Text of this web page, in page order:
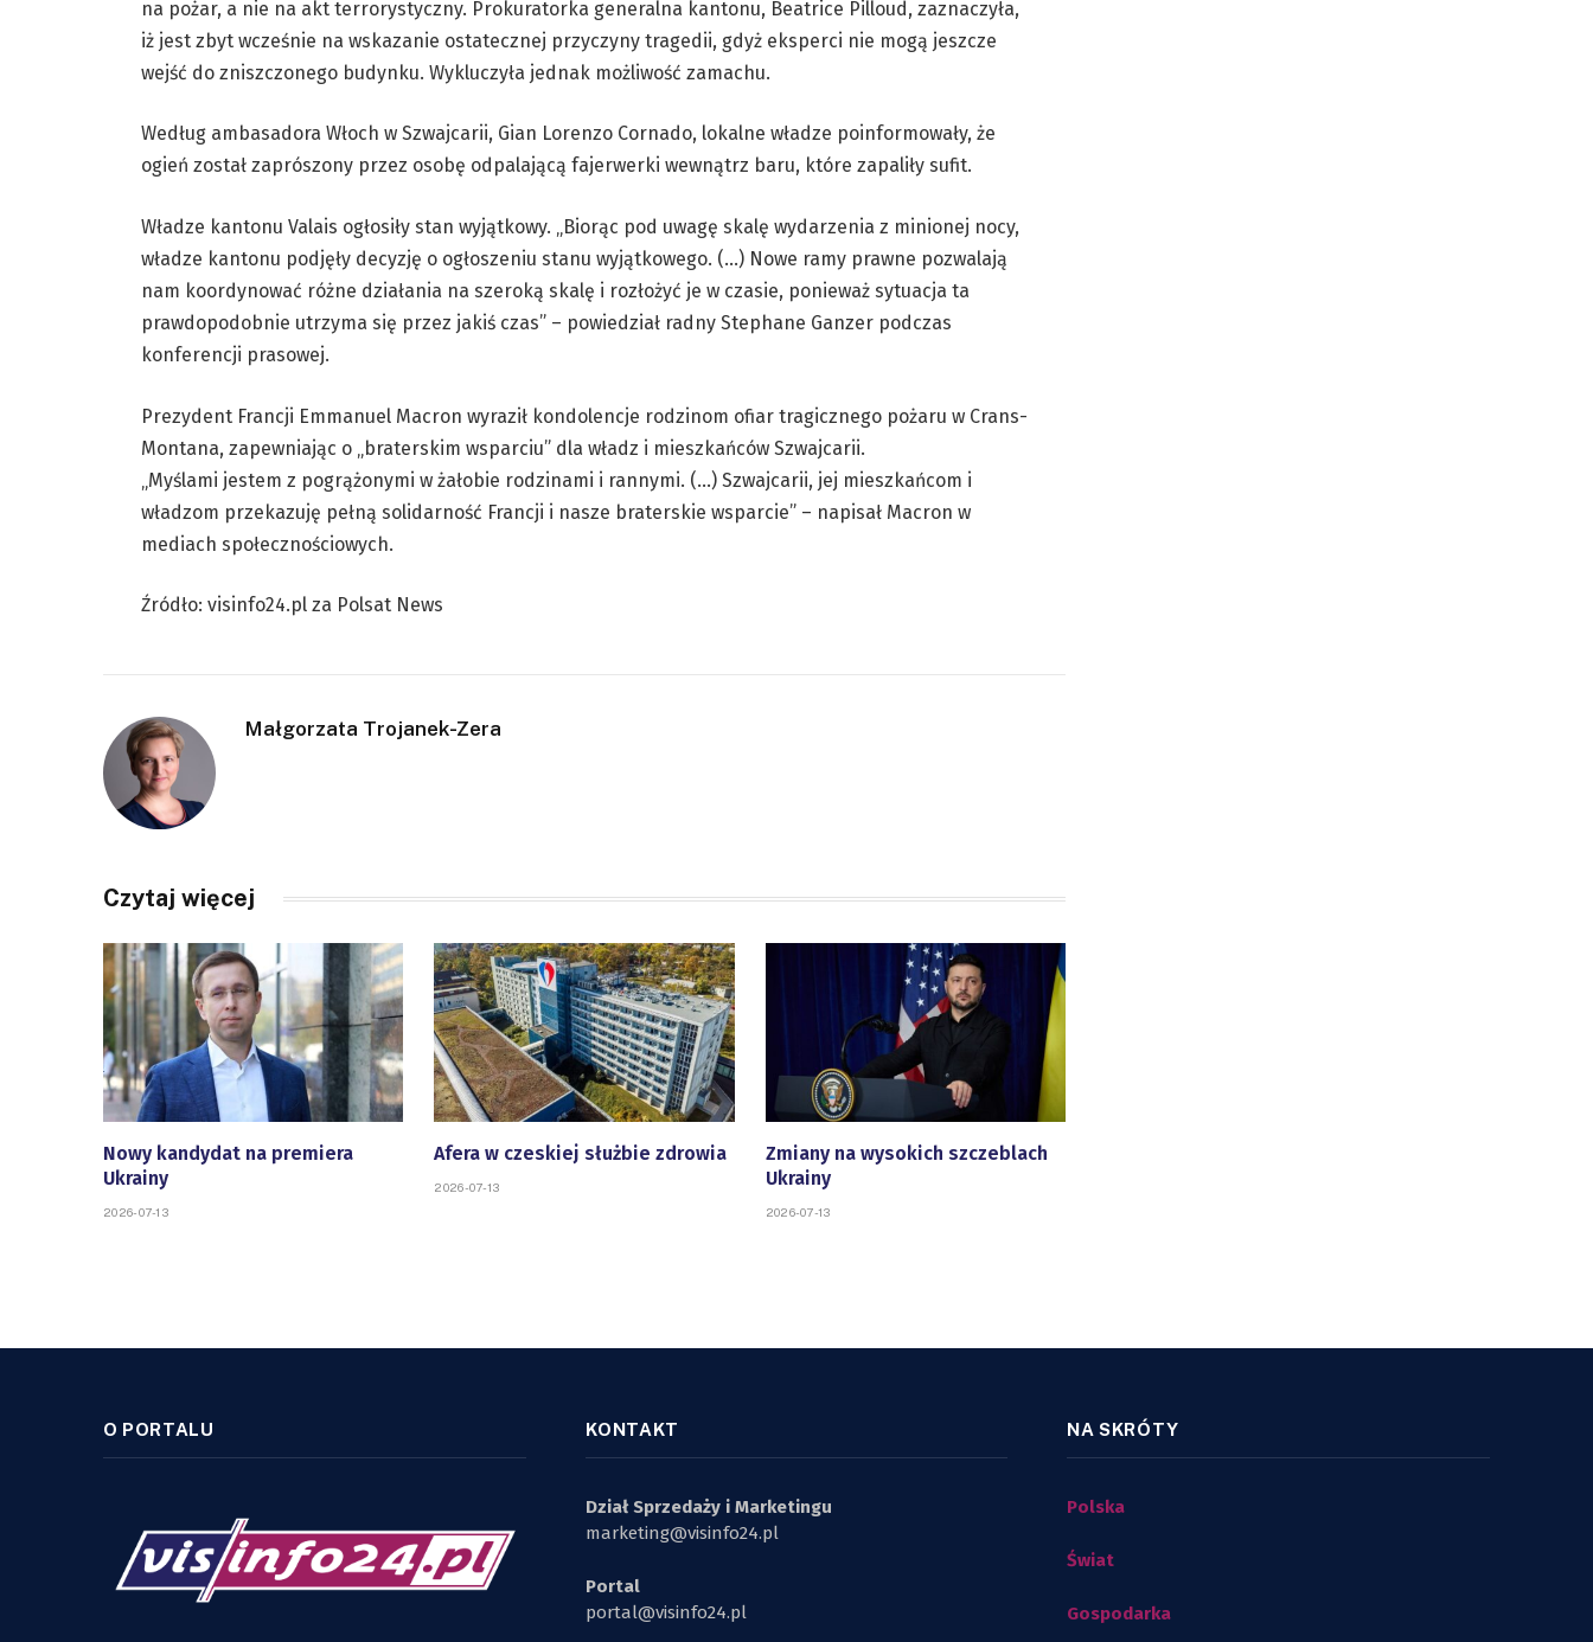
na pożar, a nie na akt terrorystyczny. Prokuratorka generalna kantonu, Beatrice Pilloud, zaznaczyła,
iż jest zbyt wcześnie na wskazanie ostatecznej przyczyny tragedii, gdyż eksperci nie mogą jeszcze
wejść do zniszczonego budynku. Wykluczyła jednak możliwość zamachu.
Według ambasadora Włoch w Szwajcarii, Gian Lorenzo Cornado, lokalne władze poinformowały, że
ogień został zaprószony przez osobę odpalającą fajerwerki wewnątrz baru, które zapaliły sufit.
Władze kantonu Valais ogłosiły stan wyjątkowy. „Biorąc pod uwagę skalę wydarzenia z minionej nocy,
władze kantonu podjęły decyzję o ogłoszeniu stanu wyjątkowego. (…) Nowe ramy prawne pozwalają
nam koordynować różne działania na szeroką skalę i rozłożyć je w czasie, ponieważ sytuacja ta
prawdopodobnie utrzyma się przez jakiś czas” – powiedział radny Stephane Ganzer podczas
konferencji prasowej.
Prezydent Francji Emmanuel Macron wyraził kondolencje rodzinom ofiar tragicznego pożaru w Crans-
Montana, zapewniając o „braterskim wsparciu” dla władz i mieszkańców Szwajcarii.
„Myślami jestem z pogrążonymi w żałobie rodzinami i rannymi. (…) Szwajcarii, jej mieszkańcom i
władzom przekazuję pełną solidarność Francji i nasze braterskie wsparcie” – napisał Macron w
mediach społecznościowych.
Źródło: visinfo24.pl za Polsat News
Małgorzata Trojanek-Zera
Czytaj więcej
Nowy kandydat na premiera
Ukrainy
2026-07-13
Afera w czeskiej służbie zdrowia
2026-07-13
Zmiany na wysokich szczeblach
Ukrainy
2026-07-13
O PORTALU KONTAKT
Dział Sprzedaży i Marketingu
marketing@visinfo24.pl
Portal
portal@visinfo24.pl
NA SKRÓTY
Polska
Świat
Gospodarka